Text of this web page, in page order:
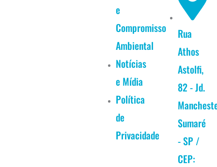
e
Compromisso
Ambiental
Notícias
e Mídia
Política
de
Privacidade
Rua
Athos
Astolfi,
82 - Jd.
Sumaré
- SP /
CEP: